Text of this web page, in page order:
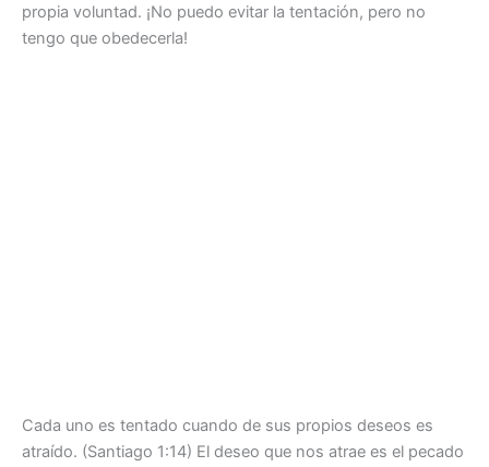
propia voluntad. ¡No puedo evitar la tentación, pero no
tengo que obedecerla!
Cada uno es tentado cuando de sus propios deseos es
atraído. (Santiago 1:14) El deseo que nos atrae es el pecado